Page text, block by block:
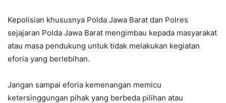
Kepolisian khususnya Polda Jawa Barat dan Polres
sejajaran Polda Jawa Barat mengimbau kepada masyarakat
atau masa pendukung untuk tidak melakukan kegiatan
eforia yang berlebihan.
Jangan sampai eforia kemenangan memicu
ketersinggungan pihak yang berbeda pilihan atau